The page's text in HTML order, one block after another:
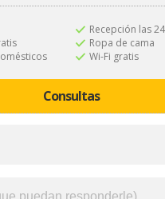
Recepción las
Ropa de cama
Wi-Fi gratis
Consultas